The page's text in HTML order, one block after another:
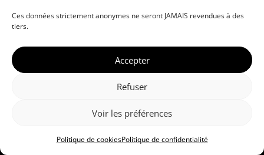
Ces données strictement anonymes ne seront JAMAIS revendues à des
tiers.
Accepter
Refuser
Voir les préférences
Politique de cookiesPolitique de confidentialité
Informations légales
Politique de confidentialité